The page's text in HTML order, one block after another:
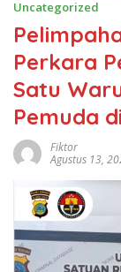
Uncategorized
Perkara
Satu
Pemuda
Fiktor
Agustus 13,